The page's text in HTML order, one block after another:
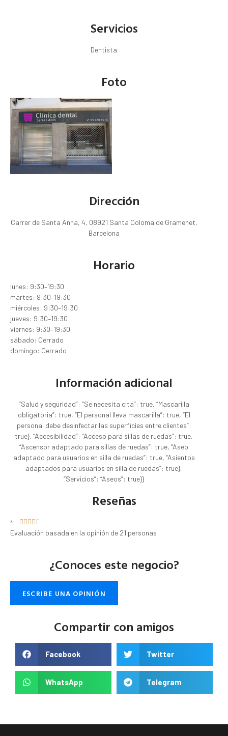
Servicios
Dentista
Foto
Dirección
Carrer de Santa Anna, 4, 08921 Santa Coloma de Gramenet,
Barcelona
Horario
lunes: 9:30–19:30
martes: 9:30–19:30
miércoles: 9:30–19:30
jueves: 9:30–19:30
viernes: 9:30–19:30
sábado: Cerrado
domingo: Cerrado
Información adicional
“Salud y seguridad”: “Se necesita cita”: true, “Mascarilla
obligatoria”: true, “El personal lleva mascarilla”: true, “El
personal debe desinfectar las superficies entre clientes”:
true}, “Accesibilidad”: “Acceso para sillas de ruedas”: true,
“Ascensor adaptado para sillas de ruedas”: true, “Aseo
adaptado para usuarios en silla de ruedas”: true, “Asientos
adaptados para usuarios en silla de ruedas”: true},
“Servicios”: “Aseos”: true}}
Reseñas
4     
Evaluación basada en la opinión de 21 personas
¿Conoces este negocio?
ESCRIBE UNA OPINIÓN
Compartir con amigos
Facebook Twitter
WhatsApp Telegram